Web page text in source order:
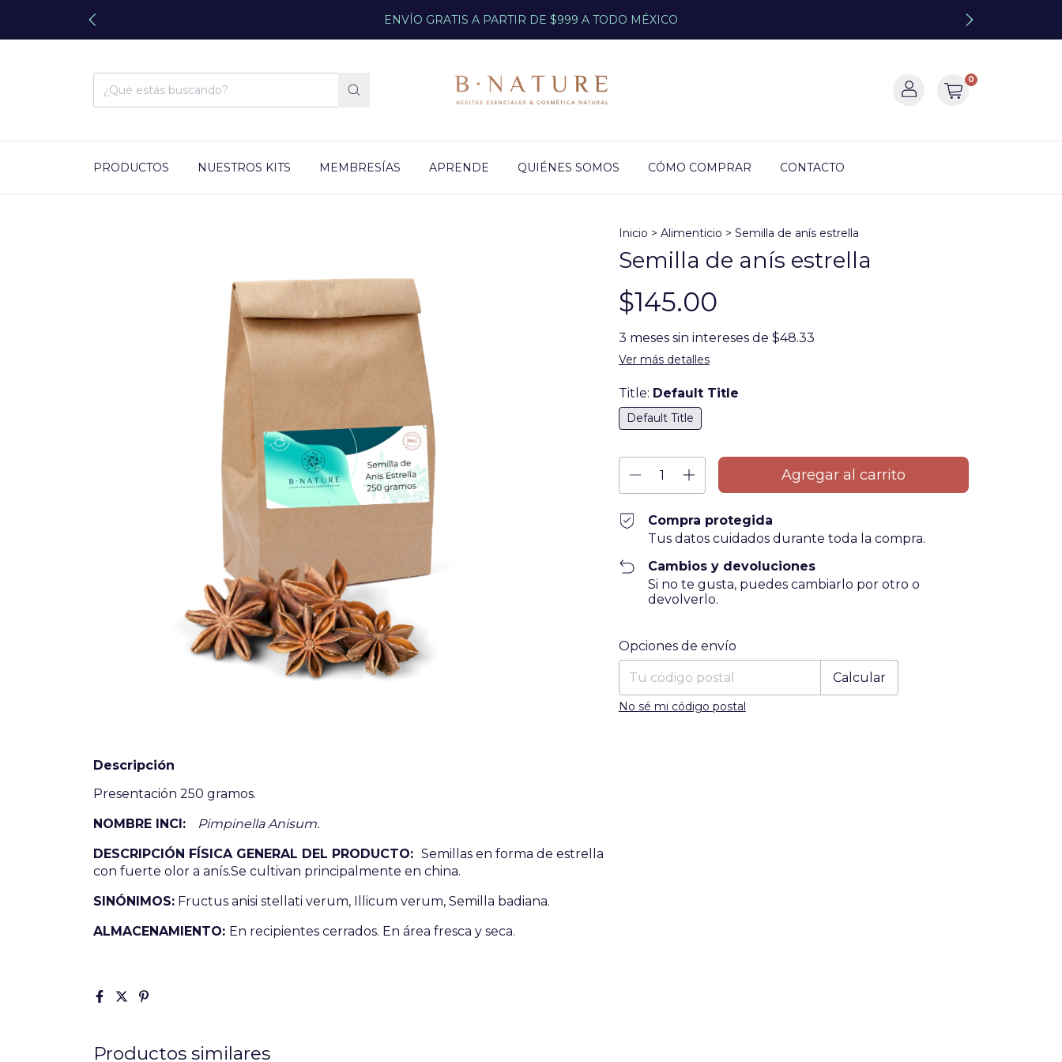
ENVÍO GRATIS A PARTIR DE $999 A TODO MÉXICO
0
PRODUCTOS NUESTROS KITS MEMBRESÍAS APRENDE QUIÉNES SOMOS CÓMO COMPRAR CONTACTO
Inicio > Alimenticio > Semilla de anís estrella
Semilla de anís estrella
$145.00
3 meses sin intereses de $48.33
Ver más detalles
Title: Default Title
Default Title
Compra protegida
Tus datos cuidados durante toda la compra.
Cambios y devoluciones
Si no te gusta, puedes cambiarlo por otro o
devolverlo.
Entregas para el CP:
Opciones de envío
Calcular
No sé mi código postal
Descripción
Presentación 250 gramos.
NOMBRE INCI:
Pimpinella Anisum.
DESCRIPCIÓN FÍSICA GENERAL DEL PRODUCTO: Semillas en forma de estrella
con fuerte olor a anís.Se cultivan principalmente en china.
SINÓNIMOS: Fructus anisi stellati verum, Illicum verum, Semilla badiana.
ALMACENAMIENTO: En recipientes cerrados. En área fresca y seca.
Productos similares